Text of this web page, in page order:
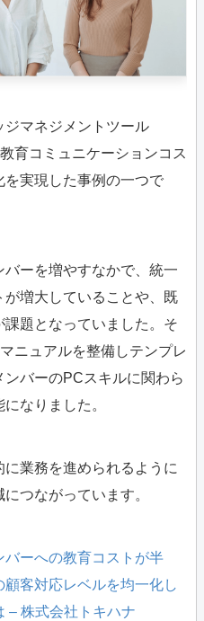
マネジメントツール
育コミュニケーションコス
を実現した事例の一つで
ーを増やすなかで、統一
増大していることや、既
題となっていました。そ
ニュアルを整備しテンプレ
バーのPCスキルに関わら
なりました。
業務を進められるように
つながっています。
バーへの教育コストが半
客対応レベルを均一化し
– 株式会社トキハナ